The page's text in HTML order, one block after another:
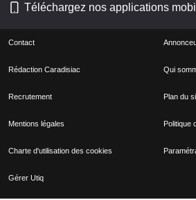
Téléchargez nos applications
Contact
Rédaction Caradisiac Qui
Recrutement Plan du
Mentions légales Politique
Charte d'utilisation des cookies
Gérer Utiq